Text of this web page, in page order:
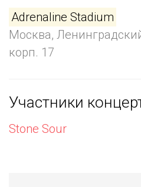
Adrenaline Stadium
Москва,
корп. 17
Участники
Stone Sour